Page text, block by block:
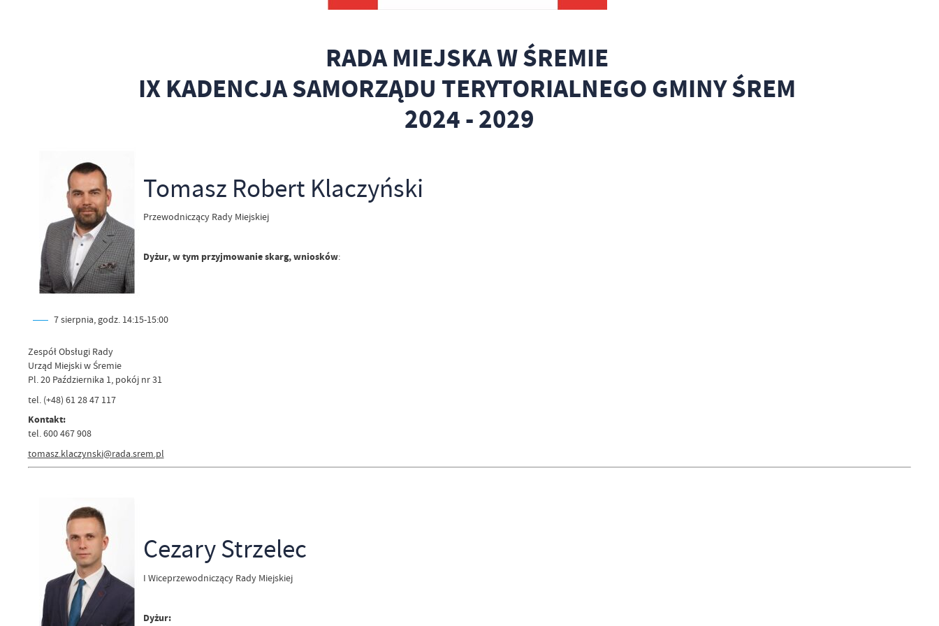
RADA MIEJSKA W ŚREMIE
IX KADENCJA SAMORZĄDU TERYTORIALNEGO GMINY ŚREM
2024 - 2029
Tomasz Robert Klaczyński
Przewodniczący Rady Miejskiej
Dyżur, w tym przyjmowanie skarg, wniosków:
7 sierpnia, godz. 14:15-15:00
Zespół Obsługi Rady
Urząd Miejski w Śremie
Pl. 20 Października 1, pokój nr 31
tel. (+48) 61 28 47 117
Kontakt:
tel. 600 467 908
tomasz.klaczynski@rada.srem.pl
Cezary Strzelec
I Wiceprzewodniczący Rady Miejskiej
Dyżur: